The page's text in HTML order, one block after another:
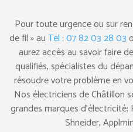
Pour toute urgence ou sur
de fil » auTel : 07 82 03 28 03
aurez accès au savoir faire
qualifiés, spécialistes du
résoudre votre problème en
Nos électriciens de Châtillon
grandes marques d’électricité:
Shneider,